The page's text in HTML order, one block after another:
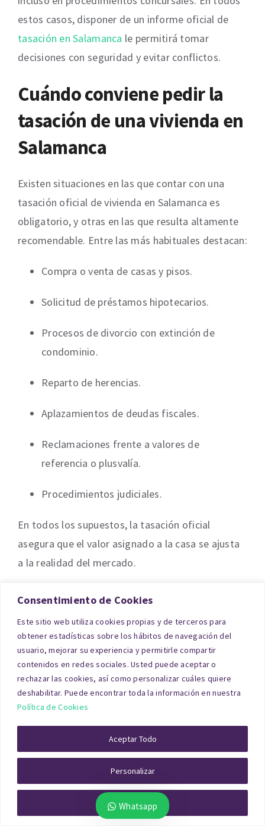
Consentimiento de Cookies
Este sitio web utiliza cookies propias y de terceros para
obtener estadísticas sobre los hábitos de navegación del
usuario, mejorar su experiencia y permitirle compartir
contenidos en redes sociales. Usted puede aceptar o
rechazar las cookies, así como personalizar cuáles quiere
deshabilitar. Puede encontrar toda la información en nuestra
Política de Cookies
Personalizar
Rechazar Todo
Aceptar Todo
estos casos, disponer de un informe oficial de
tasación en Salamanca le permitirá tomar
decisiones con seguridad y evitar conflictos.
Cuándo conviene pedir la
tasación de una vivienda en
Salamanca
Existen situaciones en las que contar con una
tasación oficial de vivienda en Salamanca es
obligatorio, y otras en las que resulta altamente
recomendable. Entre las más habituales destacan:
Compra o venta de casas y pisos.
Solicitud de préstamos hipotecarios.
Procesos de divorcio con extinción de
condominio.
Reparto de herencias.
Aplazamientos de deudas fiscales.
Reclamaciones frente a valores de
referencia o plusvalía.
Procedimientos judiciales.
En todos los supuestos, la tasación oficial
asegura que el valor asignado a la casa se ajusta
a la realidad del mercado.
Hipoteca
Cuando se solicita un préstamo hipotecario, la
entidad bancaria exige un informe oficial que
certifique el valor del inmueble. Latasación de
casaen Salamanca para hipoteca debe realizarla
una sociedad homologada por el
y cumplir la normativa
Whatsapp